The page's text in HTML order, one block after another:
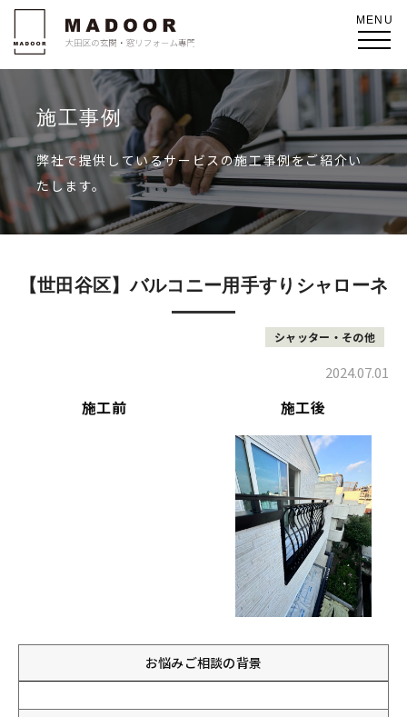
施工事例
弊社で提供しているサービスの施工事例をご紹介い
たします。
【世田谷区】バルコニー用手すりシャローネ
シャッター・その他
2024.07.01
施工前 施工後
お悩みご相談の背景